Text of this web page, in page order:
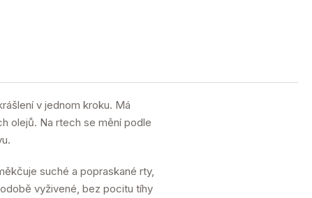
v jednom kroku. Má
olejů. Na rtech se mění podle
suché a popraskané rty,
vyživené, bez pocitu tíhy